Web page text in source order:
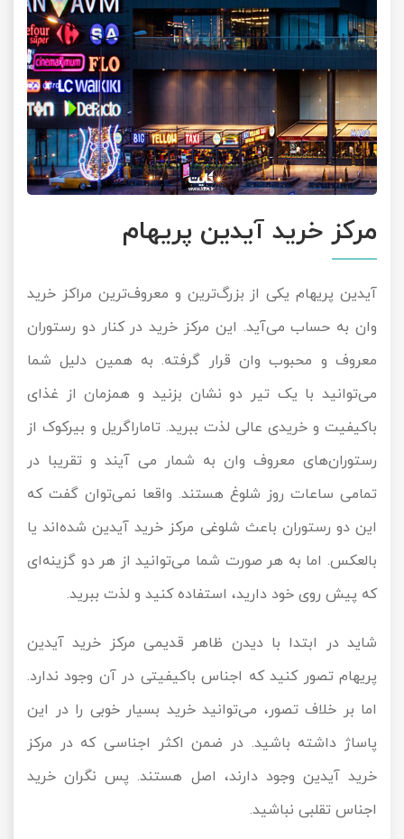
مرکز خرید آیدین پریهام
آیدین پریهام یکی از بزرگ‌ترین و معروف‌ترین مراکز خرید
وان به حساب می‌آید. این مرکز خرید در کنار دو رستوران
معروف و محبوب وان قرار گرفته. به همین دلیل شما
می‌توانید با یک تیر دو نشان بزنید و همزمان از غذای
باکیفیت و خریدی عالی لذت ببرید. تاماراگریل و بیرکوک از
رستوران‌های معروف وان به شمار می آیند و تقریبا در
تمامی ساعات روز شلوغ هستند. واقعا نمی‌توان گفت که
این دو رستوران باعث شلوغی مرکز خرید آیدین شده‌اند یا
بالعکس. اما به هر صورت شما می‌توانید از هر دو گزینه‌ای
که پیش روی خود دارید، استفاده کنید و لذت ببرید.
شاید در ابتدا با دیدن ظاهر قدیمی مرکز خرید آیدین
پریهام تصور کنید که اجناس باکیفیتی در آن وجود ندارد.
اما بر خلاف تصور، می‌توانید خرید‌ بسیار خوبی را در این
پاساژ داشته باشید. در ضمن اکثر اجناسی که در مرکز
خرید آیدین وجود دارند، اصل هستند. پس نگران خرید
اجناس تقلبی نباشید.